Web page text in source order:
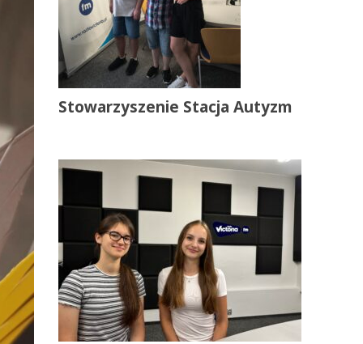
Stowarzyszenie Stacja Autyzm